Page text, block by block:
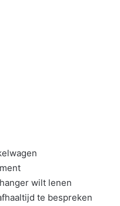
wilt lenen
te bespreken